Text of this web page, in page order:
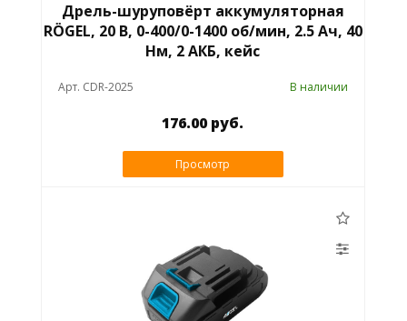
Дрель-шуруповёрт аккумуляторная
RÖGEL, 20 В, 0-400/0-1400 об/мин, 2.5 Ач, 40
Нм, 2 АКБ, кейс
Арт. CDR-2025 В наличии
176.00 руб.
Просмотр